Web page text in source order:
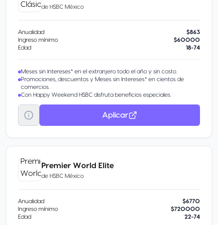
de HSBC México
Anualidad
$863
Ingreso mínimo
$60000
Edad
18-74
Meses sin Intereses* en el extranjero todo el año y sin costo.
Promociones, descuentos y Meses sin Intereses* en cientos de
comercios.
Con Happy Weekend HSBC disfruta beneficios especiales.
Aplicar
Premier World Elite
de HSBC México
Anualidad
$6770
Ingreso mínimo
$720000
Edad
22-74